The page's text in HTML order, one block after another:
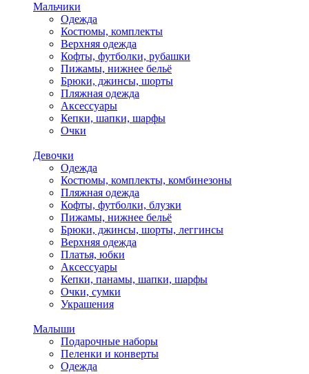
Мальчики
Одежда
Костюмы, комплекты
Верхняя одежда
Кофты, футболки, рубашки
Пижамы, нижнее бельё
Брюки, джинсы, шорты
Пляжная одежда
Аксессуары
Кепки, шапки, шарфы
Очки
Девочки
Одежда
Костюмы, комплекты, комбинезоны
Пляжная одежда
Кофты, футболки, блузки
Пижамы, нижнее бельё
Брюки, джинсы, шорты, леггинсы
Верхняя одежда
Платья, юбки
Аксессуары
Кепки, панамы, шапки, шарфы
Очки, сумки
Украшения
Малыши
Подарочные наборы
Пеленки и конверты
Одежда